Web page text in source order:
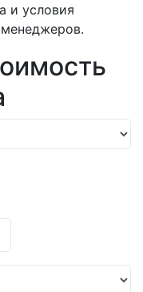
и условия